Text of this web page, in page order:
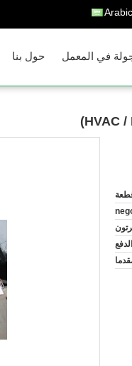
Arabic
حول بنا في المعمل